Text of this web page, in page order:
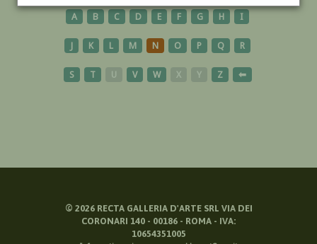
A B C D E F G H I
J K L M N O P Q R
S T U V W X Y Z ⬅
© 2026RECTA GALLERIA D'ARTE SRL VIA DEI
CORONARI 140 - 00186 - ROMA - IVA:
10654351005